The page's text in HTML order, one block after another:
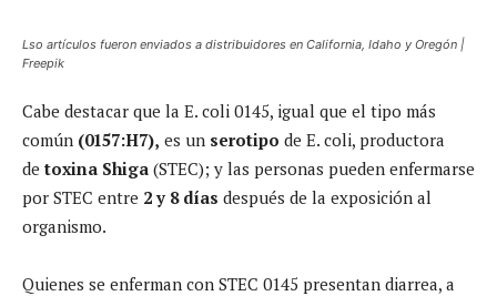
Lso artículos fueron enviados a distribuidores en California, Idaho y Oregón |
Freepik
Cabe destacar que la E. coli 0145, igual que el tipo más
común (0157:H7), es un serotipo de E. coli, productora
detoxina Shiga (STEC); y las personas pueden enfermarse
por STEC entre 2 y 8 días después de la exposición al
organismo.
Quienes se enferman con STEC 0145 presentan diarrea, a